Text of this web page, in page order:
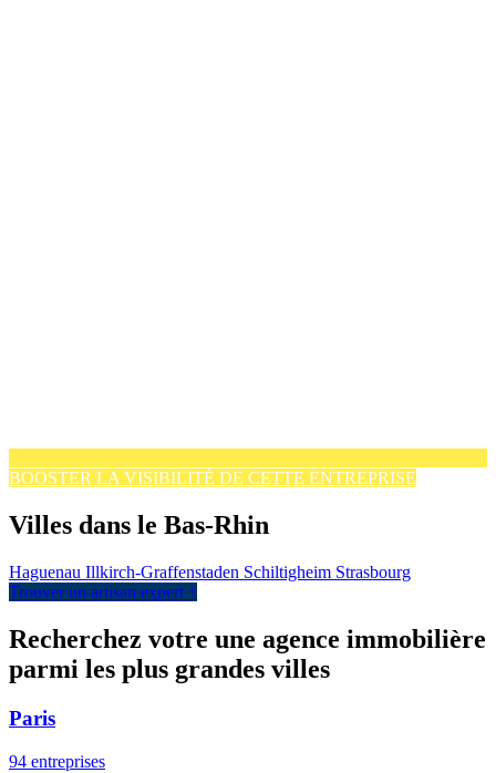
BOOSTER LA VISIBILITÉ DE CETTE ENTREPRISE
Villes dans le Bas-Rhin
Haguenau Illkirch-Graffenstaden Schiltigheim Strasbourg
Trouver un artisan expert ↑
Recherchez votre une agence immobilière
parmi les plus grandes villes
Paris
94 entreprises